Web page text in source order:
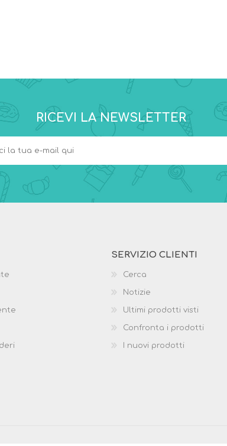
RICEVI LA NEWSLETTER
SERVIZIO CLIENTI
Cerca
Notizie
Ultimi prodotti visti
Confronta i prodotti
I nuovi prodotti